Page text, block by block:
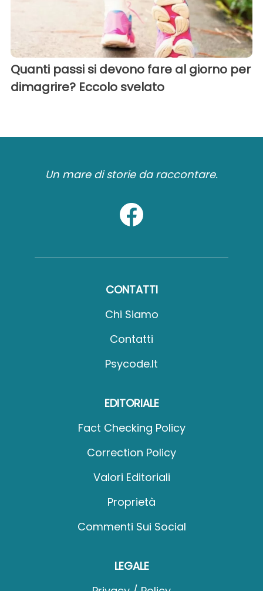
Quanti passi si devono fare al giorno per
dimagrire? Eccolo svelato
Un mare di storie da raccontare.
CONTATTI
Chi Siamo
Contatti
Psycode.it
EDITORIALE
Fact Checking Policy
Correction Policy
Valori Editoriali
Proprietà
Commenti Sui Social
LEGALE